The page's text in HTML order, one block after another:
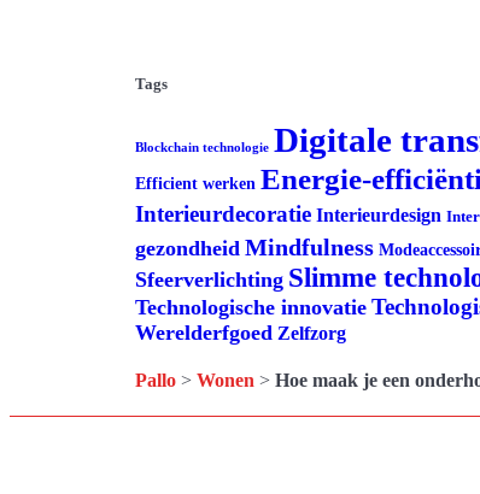
Tags
Blockchain technologie Digitale
Efficient werken Energie-
Interieurdecoratie Interieurdesign
gezondheid Mindfulness
Sfeerverlichting Slimme
Technologische innovatie
Werelderfgoed Zelfzorg
Pallo > Wonen > Hoe maak je een